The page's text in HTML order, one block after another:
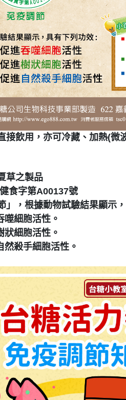
接飲用，亦可冷藏、加熱(微
草之製品
食字第A00137號
」，根據動物試驗結果顯示
噬細胞活性。
狀細胞活性。
然殺手細胞活性。